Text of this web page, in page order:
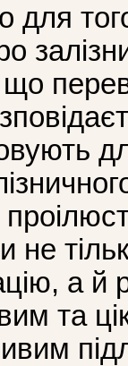
для
не
а й
та